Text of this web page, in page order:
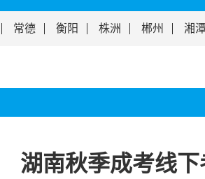
常德 衡阳 株洲 郴州 湘
湖南秋季成考线